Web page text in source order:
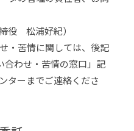
役 松浦好紀）
・苦情に関しては、後記
合わせ・苦情の窓口」記
ターまでご連絡くださ